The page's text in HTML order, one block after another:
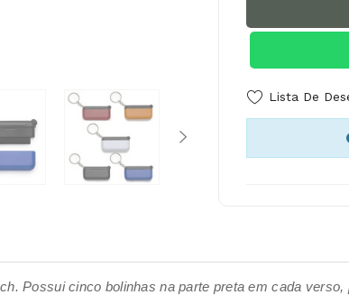
Lista De
Possui cinco bolinhas na parte preta em cada